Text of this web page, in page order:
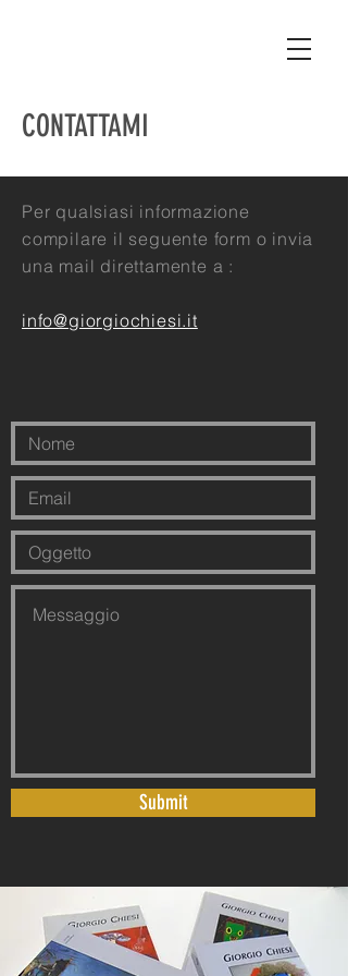
CONTATTAMI
Per qualsiasi informazione
compilare il seguente form o invia
una mail direttamente a :
info@giorgiochiesi.it
Submit